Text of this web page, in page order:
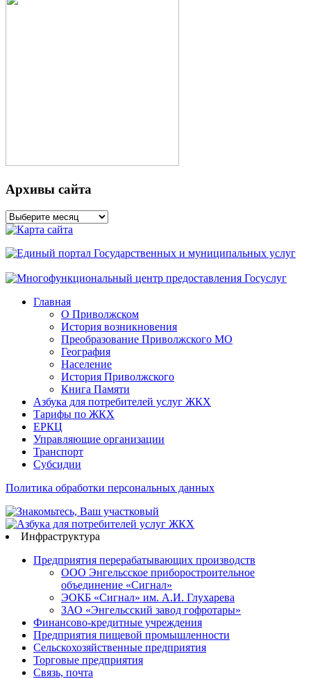
Архивы сайта
Архивы
сайта
Главная
О Приволжском
История возникновения
Преобразование Приволжского МО
География
Население
История Приволжского
Книга Памяти
Азбука для потребителей услуг ЖКХ
Тарифы по ЖКХ
ЕРКЦ
Управляющие организации
Транспорт
Субсидии
Политика обработки персональных данных
Инфраструктура
Предприятия перерабатывающих производств
ООО Энгельсское приборостроительное
объединение «Сигнал»
ЭОКБ «Сигнал» им. А.И. Глухарева
ЗАО «Энгельсский завод гофротары»
Финансово-кредитные учреждения
Предприятия пищевой промышленности
Сельскохозяйственные предприятия
Торговые предприятия
Связь, почта